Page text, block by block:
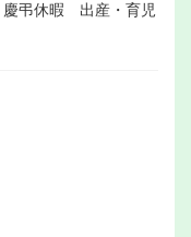
弔休暇 出産・育児